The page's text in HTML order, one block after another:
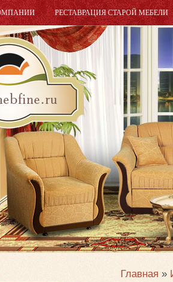
РЕСТАВРАЦИЯ СТАРОЙ МЕБЕЛИ
Главная »